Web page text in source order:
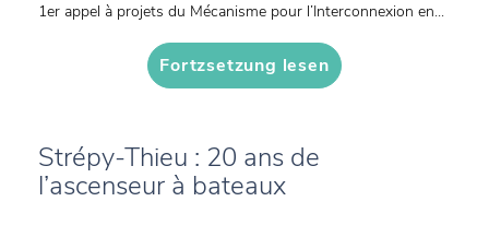
1er appel à projets du Mécanisme pour l’Interconnexion en...
Fortzsetzung lesen
Strépy-Thieu : 20 ans de
l’ascenseur à bateaux